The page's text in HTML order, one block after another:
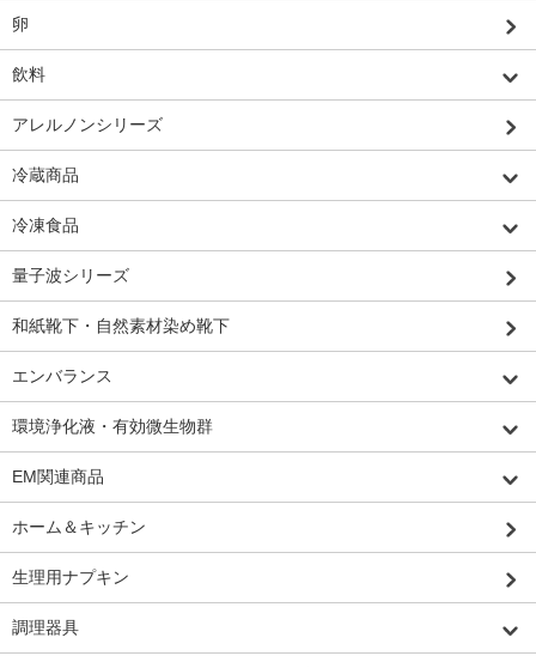
卵
飲料
アレルノンシリーズ
冷蔵商品
冷凍食品
量子波シリーズ
和紙靴下・自然素材染め靴下
エンバランス
環境浄化液・有効微生物群
EM関連商品
ホーム＆キッチン
生理用ナプキン
調理器具